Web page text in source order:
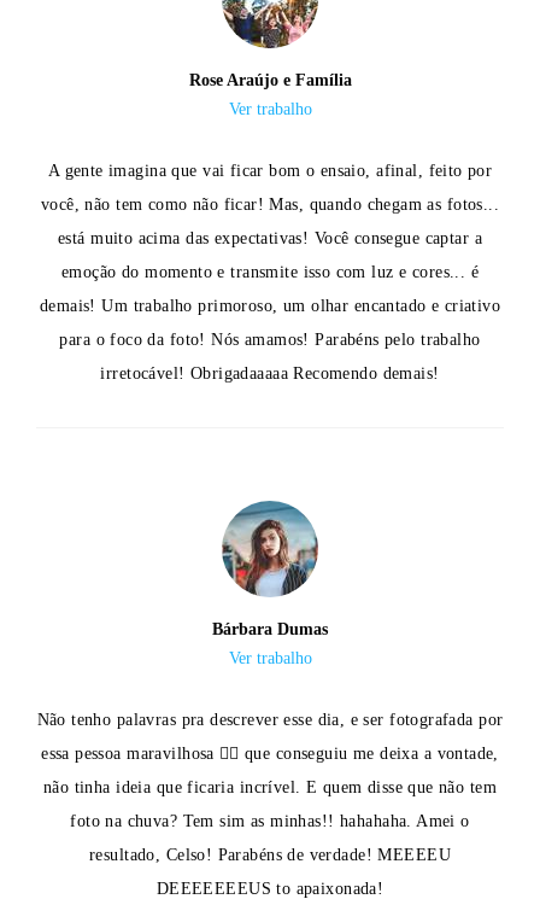
A gente imagina que vai ficar bom o ensaio, afinal, feito por
você, não tem como não ficar! Mas, quando chegam as fotos...
está muito acima das expectativas! Você consegue captar a
emoção do momento e transmite isso com luz e cores... é
demais! Um trabalho primoroso, um olhar encantado e criativo
para o foco da foto! Nós amamos! Parabéns pelo trabalho
irretocável! Obrigadaaaaa Recomendo demais!
Rose Araújo e Família
Ver trabalho
Não tenho palavras pra descrever esse dia, e ser fotografada por
essa pessoa maravilhosa ✌🏼 que conseguiu me deixa a vontade,
não tinha ideia que ficaria incrível. E quem disse que não tem
foto na chuva? Tem sim as minhas!! hahahaha. Amei o
resultado, Celso! Parabéns de verdade! MEEEEU
DEEEEEEEUS to apaixonada!
Bárbara Dumas
Ver trabalho